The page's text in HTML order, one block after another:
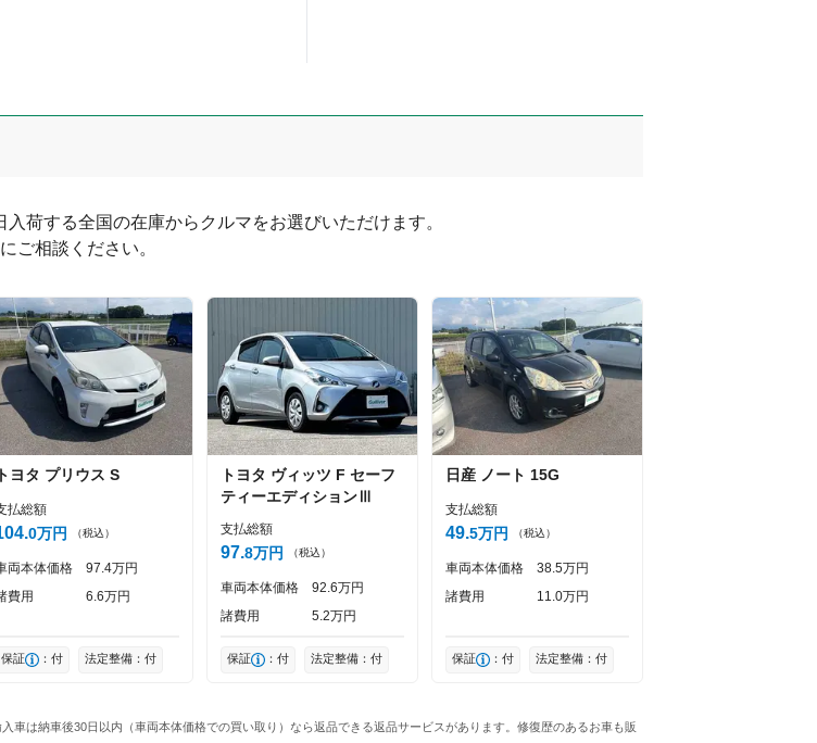
荷する全国の在庫からクルマをお選びいただけます。
ご相談ください。
トヨタ プリウス S
払総額
0万円 （税込）
両本体価格 97 4万円
費用
6 6万円
保証 ：付 法定整備：付
トヨタ ヴィッツ F セーフ
ティーエディションⅢ
支払総額
97 8万円 （税込）
車両本体価格 92 6万円
諸費用
5 2万円
保証 ：付 法定整備：付
日産 ノート 15G
支払総額
49 5万円 （税込）
車両本体価格 38 5万円
諸費用
11 0万円
保証 ：付 法定整備：付
車は納車後30日以内（車両本体価格での買い取り）なら返品できる返品サービスがあります。修復歴のあるお車も販